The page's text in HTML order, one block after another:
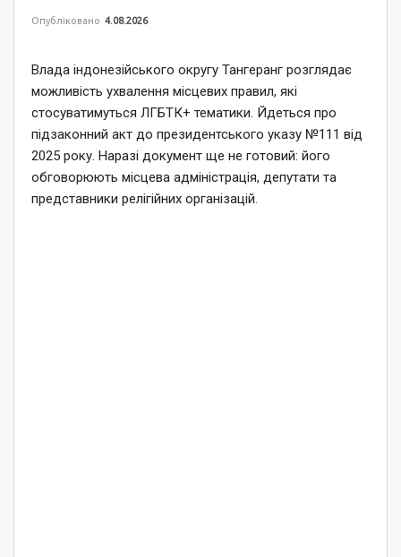
Опубліковано 4.08.2026
Влада індонезійського округу Тангеранг розглядає
можливість ухвалення місцевих правил, які
стосуватимуться ЛГБТК+ тематики. Йдеться про
підзаконний акт до президентського указу №111 від
2025 року. Наразі документ ще не готовий: його
обговорюють місцева адміністрація, депутати та
представники релігійних організацій.